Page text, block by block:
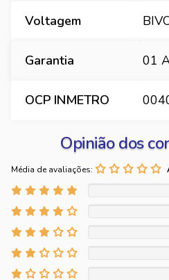
Voltagem
Garantia 01
OCP INMETRO
Opinião dos
Média de avaliações: